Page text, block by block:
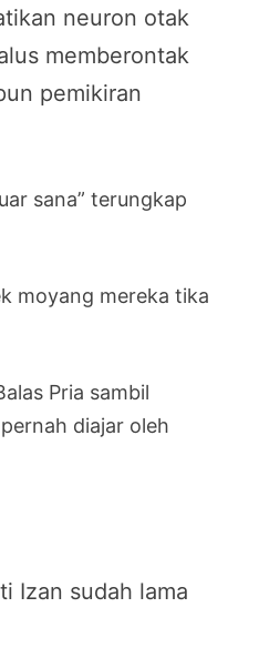
neuron otak
memberontak
pemikiran
sana” terungkap
moyang mereka tika
Pria sambil
diajar oleh
Izan sudah lama